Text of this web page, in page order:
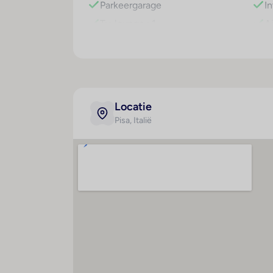
Parkeergarage
Hygiëne
Preventieschermen
Verscherpte
Locatie
Pisa, Italië